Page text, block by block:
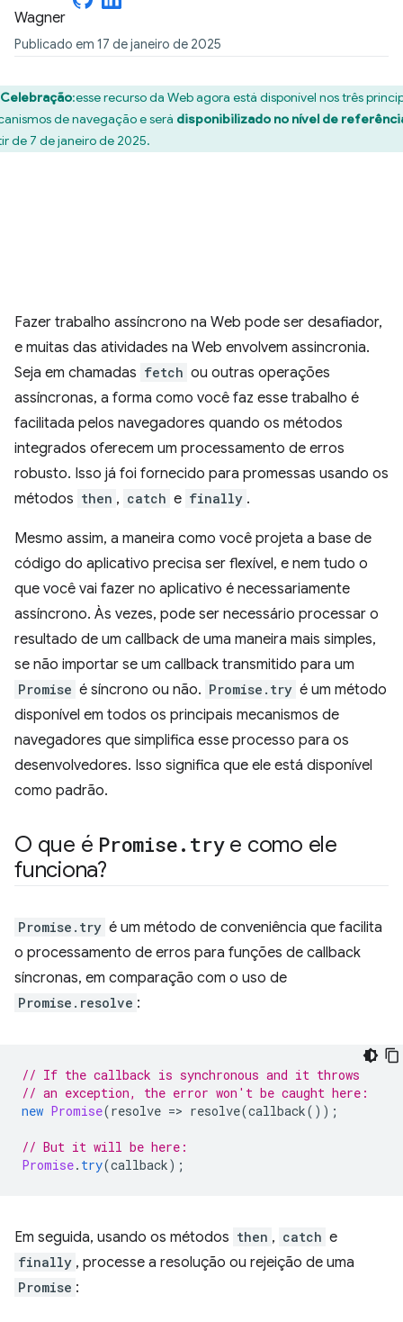
Publicado em 17 de janeiro de 2025
Celebração:esse recurso da Web agora está disponível nos três
de navegação e será disponibilizado no nível de
de 7 de janeiro de 2025.
Fazer trabalho assíncrono na Web pode ser desafiador,
e muitas das atividades na Web envolvem assincronia.
Seja em chamadas fetch ou outras operações
assíncronas, a forma como você faz esse trabalho é
facilitada pelos navegadores quando os métodos
integrados oferecem um processamento de erros
robusto. Isso já foi fornecido para promessas usando os
métodos then , catch e finally .
Mesmo assim, a maneira como você projeta a base de
código do aplicativo precisa ser flexível, e nem tudo o
que você vai fazer no aplicativo é necessariamente
assíncrono. Às vezes, pode ser necessário processar o
resultado de um callback de uma maneira mais simples,
se não importar se um callback transmitido para um
Promise é síncrono ou não. Promise.try é um método
disponível em todos os principais mecanismos de
navegadores que simplifica esse processo para os
desenvolvedores. Isso significa que ele está disponível
como padrão.
O que é Promise. trye como ele
funciona?
Promise.try é um método de conveniência que facilita
o processamento de erros para funções de callback
síncronas, em comparação com o uso de
Promise.resolve :
// If the callback is synchronous and it throws
// an exception, the error won't be caught here:
new Promise(resolve => resolve(callback());
// But it will be here:
Promise. try(callback);
Em seguida, usando os métodos then , catch e
finally , processe a resolução ou rejeição de uma
Promise :